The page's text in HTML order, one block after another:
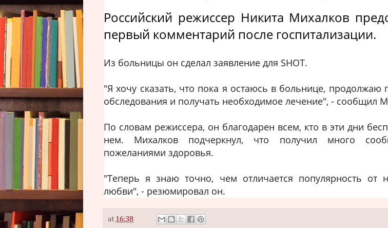
Российский режиссер Никита Михалков
первый комментарий после госпитализации.
Из больницы он сделал заявление для SHOT.
"Я хочу сказать, что пока я остаюсь в больнице, продолжаю
обследования и получать необходимое лечение", - сообщил
По словам режиссера, он благодарен всем, кто в эти дни
нем. Михалков подчеркнул, что получил много
пожеланиями здоровья.
"Теперь я знаю точно, чем отличается популярность от
любви", - резюмировал он.
at 16:38